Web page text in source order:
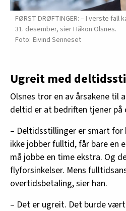
FØRST DRØFTINGER: – I verste
31. desember, sier Håkon Olsnes.
Eivind Senneset
Ugreit med
Olsnes tror en av årsakene til
deltid er at bedriften tjener på
– Deltidsstillinger er smart for
ikke jobber fulltid, får bare en
må jobbe en time ekstra. Og
flyforsinkelser. Mens
overtidsbetaling, sier han.
– Det er ugreit. Det burde